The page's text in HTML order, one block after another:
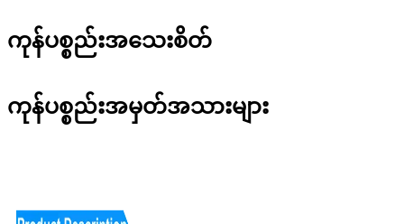
ကုန်ပစ္စည်းအသေးစိတ်
ကုန်ပစ္စည်းအမှတ်အသားများ